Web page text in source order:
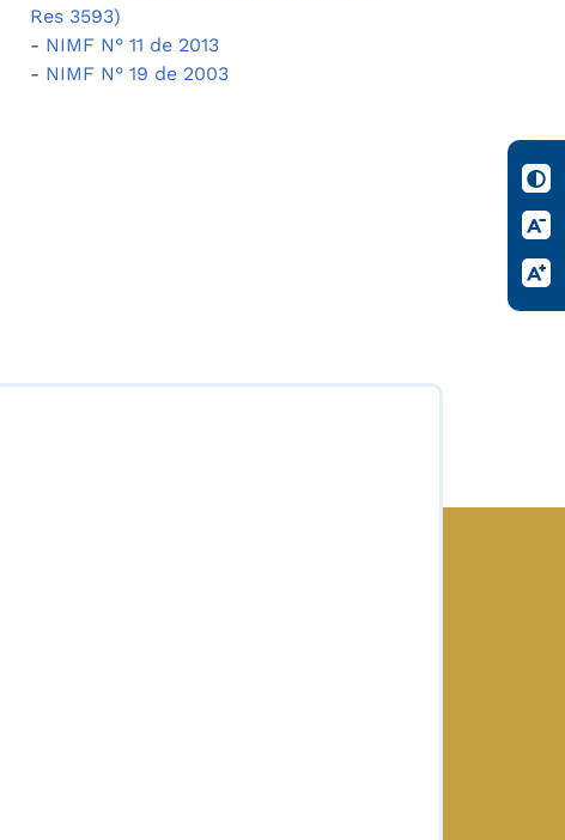
Res 3593)
- NIMF N° 11 de 2013
- NIMF N° 19 de 2003